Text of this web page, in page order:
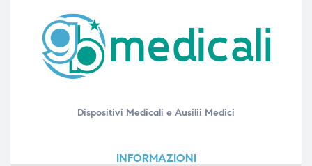
Dispositivi Medicali e Ausilii Medici
INFORMAZIONI